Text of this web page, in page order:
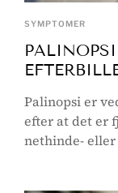
SYMPTOMER
Palinopsi er
efter at det er
nethinde-